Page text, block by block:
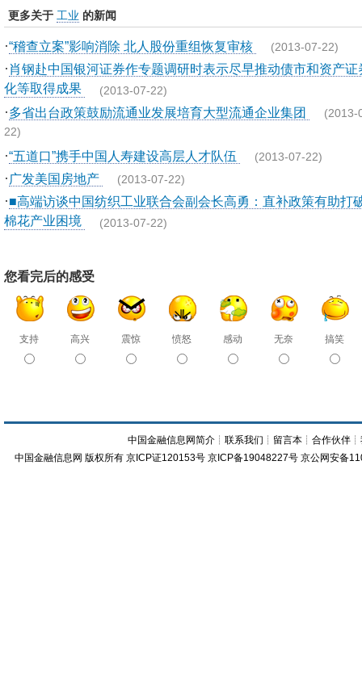
更多关于 工业 的新闻
·“稽查立案”影响消除 北人股份重组恢复审核 (2013-07-22)
· 肖钢赴中国银河证券作专题调研时表示尽早推动债市和资产证
化等取得成果 (2013-07-22)
·多省出台政策鼓励流通业发展培育大型流通企业集团 (2013-
22)
·“五道口”携手中国人寿建设高层人才队伍 (2013-07-22)
· 广发美国房地产 (2013-07-22)
·■高端访谈中国纺织工业联合会副会长高勇：直补政策有助打
棉花产业困境 (2013-07-22)
您看完后的感受
支持 高兴 震惊 愤怒 感动 无奈 搞笑
中国金融信息网简介 ┊联系我们 ┊ 留言本 ┊合作伙伴 ┊
中国金融信息网 版权所有 京ICP证120153号 京ICP备19048227号 京公网安备